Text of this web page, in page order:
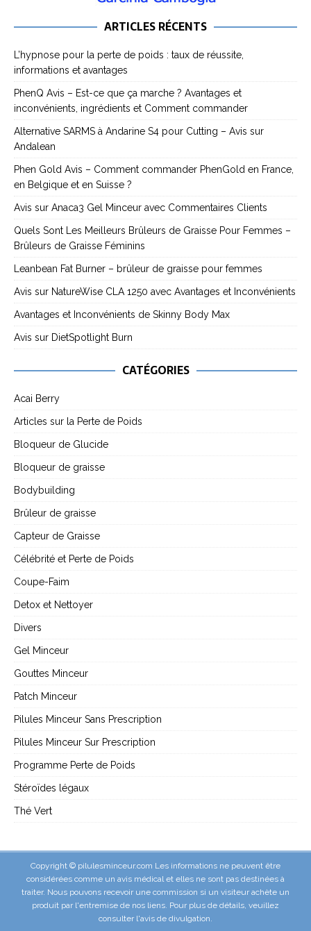
ARTICLES RÉCENTS
L’hypnose pour la perte de poids : taux de réussite,
informations et avantages
PhenQ Avis – Est-ce que ça marche ? Avantages et
inconvénients, ingrédients et Comment commander
Alternative SARMS à Andarine S4 pour Cutting – Avis sur
Andalean
Phen Gold Avis – Comment commander PhenGold en France,
en Belgique et en Suisse ?
Avis sur Anaca3 Gel Minceur avec Commentaires Clients
Quels Sont Les Meilleurs Brûleurs de Graisse Pour Femmes –
Brûleurs de Graisse Féminins
Leanbean Fat Burner – brûleur de graisse pour femmes
Avis sur NatureWise CLA 1250 avec Avantages et Inconvénients
Avantages et Inconvénients de Skinny Body Max
Avis sur DietSpotlight Burn
CATÉGORIES
Acai Berry
Articles sur la Perte de Poids
Bloqueur de Glucide
Bloqueur de graisse
Bodybuilding
Brûleur de graisse
Capteur de Graisse
Célébrité et Perte de Poids
Coupe-Faim
Detox et Nettoyer
Divers
Gel Minceur
Gouttes Minceur
Patch Minceur
Pilules Minceur Sans Prescription
Pilules Minceur Sur Prescription
Programme Perte de Poids
Stéroïdes légaux
Thé Vert
Copyright © pilulesminceur.com Les informations ne peuvent être
considérées comme un avis médical et elles ne sont pas destinées à
traiter. Nous pouvons recevoir une commission si un visiteur achète un
produit par l'entremise de nos liens. Pour plus de détails, veuillez
consulter l'avis de divulgation